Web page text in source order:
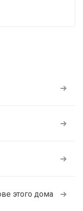
этого дома